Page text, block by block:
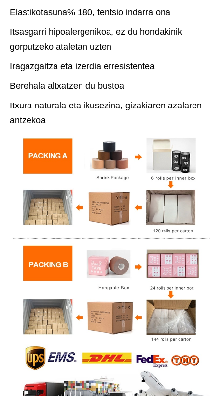
Elastikotasuna% 180, tentsio indarra ona
Itsasgarri hipoalergenikoa, ez du hondakinik
gorputzeko ataletan uzten
Iragazgaitza eta izerdia erresistentea
Berehala altxatzen du bustoa
Itxura naturala eta ikusezina, gizakiaren azalaren
antzekoa